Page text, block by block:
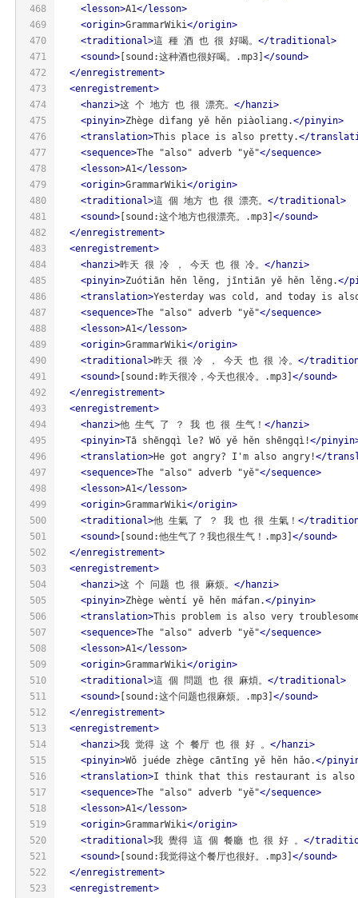
468
469
470
471
472
473
474
475
476
477
478
479
480
481
482
483
484
485
486
487
488
489
490
491
492
493
494
495
496
497
498
499
500
501
502
503
504
505
506
507
508
509
510
511
512
513
514
515
516
517
518
519
520
521
522
523
<lesson>A1</lesson>
<origin>GrammarWiki</origin>
<traditional>這 種 酒 也 很 好喝。 </traditional>
<sound> [sound:这种酒也很好喝。.mp3] </sound>
</enregistrement>
<enregistrement>
<hanzi>这 个 地方 也 很 漂亮。 </hanzi>
<pinyin>Zhège dìfang yě hěn piàoliang.</pinyin>
<translation>This place is also pretty.</
<sequence>The "also" adverb "yě"</sequence>
<lesson>A1</lesson>
<origin>GrammarWiki</origin>
<traditional>這 個 地方 也 很 漂亮。 </traditional>
<sound> [sound:这个地方也很漂亮。.mp3] </sound>
</enregistrement>
<enregistrement>
<hanzi>昨天 很 冷 ， 今天 也 很 冷。 </hanzi>
<pinyin>Zuótiān hěn lěng, jīntiān yě hěn lěng.</
<translation>Yesterday was cold, and today is
<sequence>The "also" adverb "yě"</sequence>
<lesson>A1</lesson>
<origin>GrammarWiki</origin>
<traditional>昨天 很 冷 ， 今天 也 很 冷。 </
<sound> [sound:昨天很冷，今天也很冷。.mp3] </sound>
</enregistrement>
<enregistrement>
<hanzi>他 生气 了 ？ 我 也 很 生气！ </hanzi>
<pinyin>Tā shēngqì le? Wǒ yě hěn shēngqì!</pinyin
<translation>He got angry? I'm also angry!</
<sequence>The "also" adverb "yě"</sequence>
<lesson>A1</lesson>
<origin>GrammarWiki</origin>
<traditional>他 生氣 了 ？ 我 也 很 生氣！ </
<sound> [sound:他生气了？我也很生气！.mp3] </sound>
</enregistrement>
<enregistrement>
<hanzi>这 个 问题 也 很 麻烦。 </hanzi>
<pinyin>Zhège wèntí yě hěn máfan.</pinyin>
<translation>This problem is also very
<sequence>The "also" adverb "yě"</sequence>
<lesson>A1</lesson>
<origin>GrammarWiki</origin>
<traditional>這 個 問題 也 很 麻煩。 </traditional>
<sound> [sound:这个问题也很麻烦。.mp3] </sound>
</enregistrement>
<enregistrement>
<hanzi>我 觉得 这 个 餐厅 也 很 好 。 </hanzi>
<pinyin>Wǒ juéde zhège cāntīng yě hěn hǎo.</
<translation>I think that this restaurant is also
<sequence>The "also" adverb "yě"</sequence>
<lesson>A1</lesson>
<origin>GrammarWiki</origin>
<traditional>我 覺得 這 個 餐廳 也 很 好 。 </
<sound> [sound:我觉得这个餐厅也很好。.mp3] </sound>
</enregistrement>
<enregistrement>